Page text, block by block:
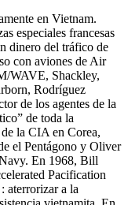
en Vietnam.
especiales francesas
dinero del tráfico de
con aviones de Air
WAVE, Shackley,
Rodríguez
de los agentes de la
de toda la
la CIA en Corea,
el Pentágono y Oliver
En 1968, Bill
Pacification
aterrorizar a la